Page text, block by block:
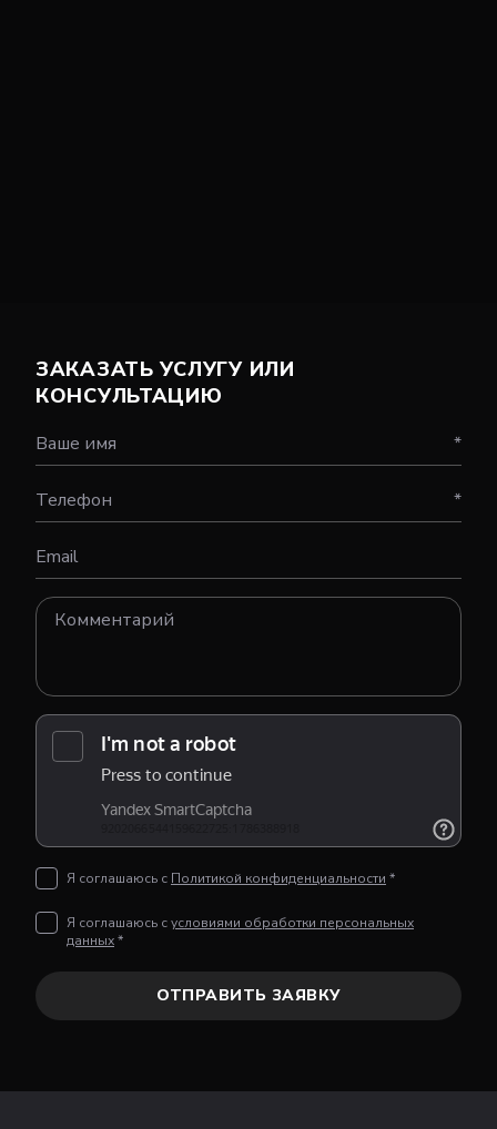
ЗАКАЗАТЬ УСЛУГУ ИЛИ
КОНСУЛЬТАЦИЮ
Ваше имя *
Телефон *
Email
Я соглашаюсь с Политикой конфиденциальности *
Я соглашаюсь сусловиями обработки персональных
данных*
ОТПРАВИТЬ ЗАЯВКУ